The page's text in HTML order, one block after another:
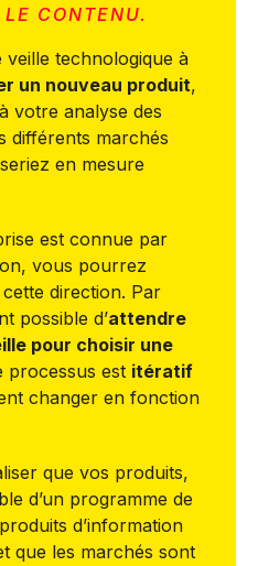
CONTENU.
technologique à
un nouveau produit,
votre analyse des
différents marchés
en mesure
est connue par
vous pourrez
direction. Par
possible d’attendre
pour choisir une
processus est itératif
changer en fonction
que vos produits,
d’un programme de
d’information
que les marchés sont